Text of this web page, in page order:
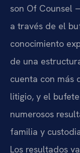
son Of Counsel
a través de el
conocimiento
de una
cuenta con más
litigio, y el
numerosos
familia y
Los resultados